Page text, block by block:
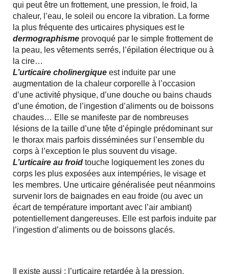
qui peut être un frottement, une pression, le froid, la
chaleur, l’eau, le soleil ou encore la vibration. La forme
la plus fréquente des urticaires physiques est le
dermographisme provoqué par le simple frottement de
la peau, les vêtements serrés, l’épilation électrique ou à
la cire…
L’urticaire cholinergique est induite par une
augmentation de la chaleur corporelle à l’occasion
d’une activité physique, d’une douche ou bains chauds
d’une émotion, de l’ingestion d’aliments ou de boissons
chaudes… Elle se manifeste par de nombreuses
lésions de la taille d’une tête d’épingle prédominant sur
le thorax mais parfois disséminées sur l’ensemble du
corps à l’exception le plus souvent du visage.
L’urticaire au froid touche logiquement les zones du
corps les plus exposées aux intempéries, le visage et
les membres. Une urticaire généralisée peut néanmoins
survenir lors de baignades en eau froide (ou avec un
écart de température important avec l’air ambiant)
potentiellement dangereuses. Elle est parfois induite par
l’ingestion d’aliments ou de boissons glacés.
Il existe aussi : l’urticaire retardée à la pression,